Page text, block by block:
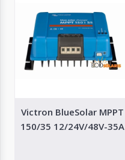
Victron BlueSolar MPPT
150/35 12/24V/48V-35A